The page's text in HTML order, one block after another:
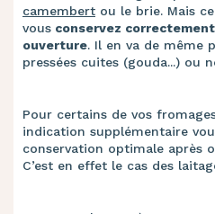
camembert ou le brie. Mais
vous conservez
ouverture. Il en va de même
pressées cuites (gouda...) ou
Pour certains de vos
indication supplémentaire
conservation optimale après
C’est en effet le cas des